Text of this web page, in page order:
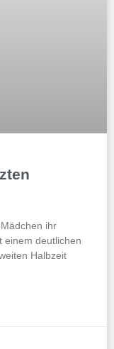
ihr
einem deutlichen
Halbzeit